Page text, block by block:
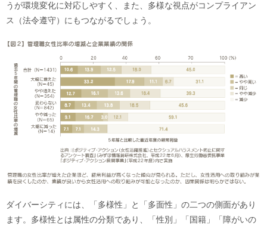
うが環境変化に対応しやすく、また、多様な視点がコンプライアン
ス（法令遵守）にもつながるでしょう。
ダイバーシティには、「多様性」と「多面性」の二つの側面があり
ます。多様性とは属性の分類であり、「性別」「国籍」「障がいの